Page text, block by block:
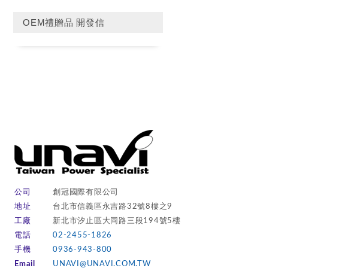
OEM禮贈品 開發信
公司
創冠國際有限公司
地址
台北市信義區永吉路32號8樓之9
工廠
新北市汐止區大同路三段194號5樓
電話
02-2455-1826
手機
0936-943-800
Email
UNAVI@UNAVI.COM.TW